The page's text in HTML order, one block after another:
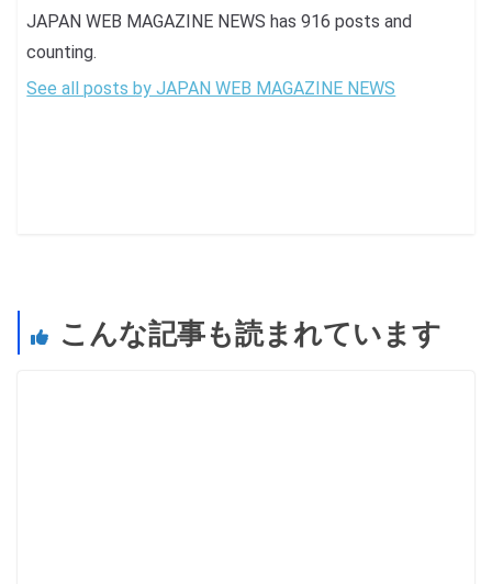
JAPAN WEB MAGAZINE NEWS has 916 posts and
counting.
See all posts by JAPAN WEB MAGAZINE NEWS
こんな記事も読まれています